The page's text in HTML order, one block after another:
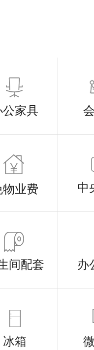
公家具
物业费 中
间配套 办
冰箱